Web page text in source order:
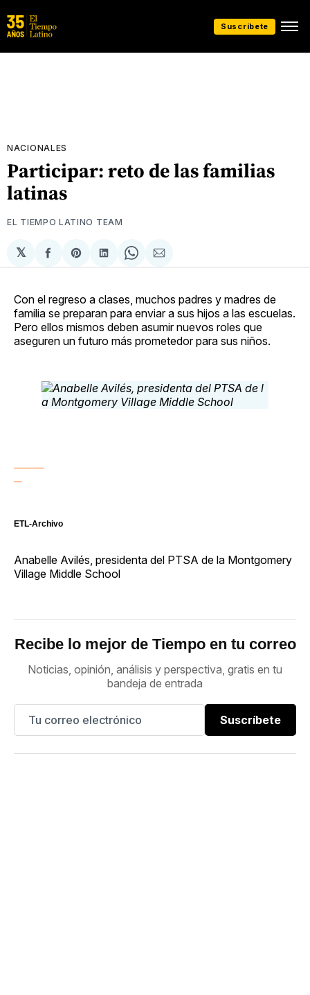
Suscríbete
NACIONALES
Participar: reto de las familias
latinas
EL TIEMPO LATINO TEAM
𝕏
Compartir
en
Share
on
Compartir
en
Share
on
Compartir
via
Con el regreso a clases, muchos padres y madres de
familia se preparan para enviar a sus hijos a las escuelas.
Pero ellos mismos deben asumir nuevos roles que
aseguren un futuro más prometedor para sus niños.
ETL-Archivo
Anabelle Avilés, presidenta del PTSA de la Montgomery
Village Middle School
Recibe lo mejor de Tiempo en tu correo
Noticias, opinión, análisis y perspectiva, gratis en tu
bandeja de entrada
Suscríbete